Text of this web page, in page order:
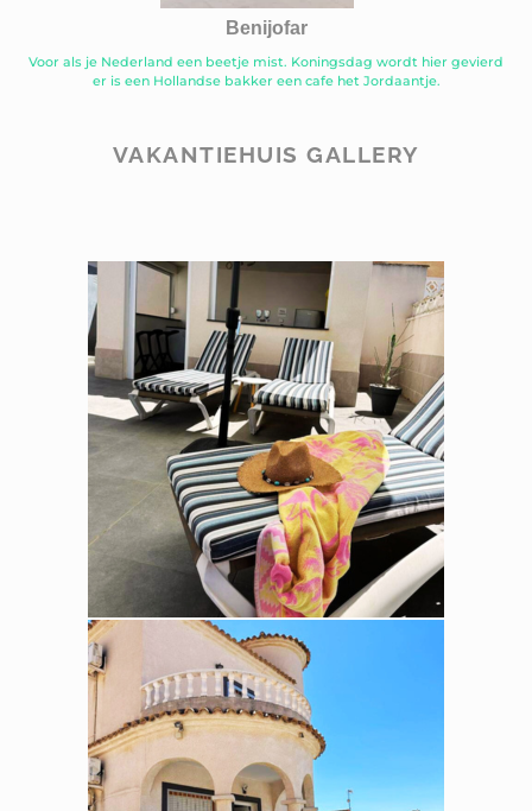
Benijofar
Voor als je Nederland een beetje mist. Koningsdag wordt hier gevierd
er is een Hollandse bakker een cafe het Jordaantje.
VAKANTIEHUIS GALLERY